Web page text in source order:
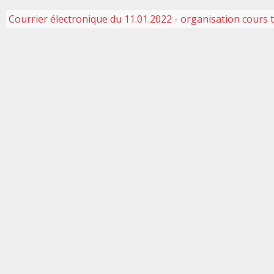
Courrier électronique du 11.01.2022 - organisation cours